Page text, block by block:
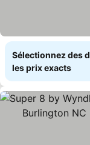
Sélectionnez des
les prix exacts